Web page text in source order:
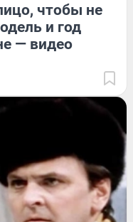
чтобы не
и год
— видео